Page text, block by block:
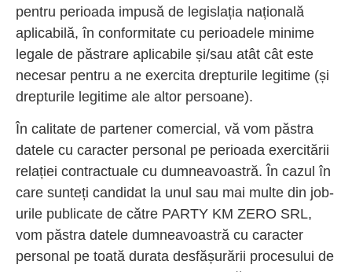
pentru perioada impusă de legislația națională
aplicabilă, în conformitate cu perioadele minime
legale de păstrare aplicabile și/sau atât cât este
necesar pentru a ne exercita drepturile legitime (și
drepturile legitime ale altor persoane).
În calitate de partener comercial, vă vom păstra
datele cu caracter personal pe perioada exercitării
relației contractuale cu dumneavoastră. În cazul în
care sunteți candidat la unul sau mai multe din job-
urile publicate de către PARTY KM ZERO SRL,
vom păstra datele dumneavoastră cu caracter
personal pe toată durata desfășurării procesului de